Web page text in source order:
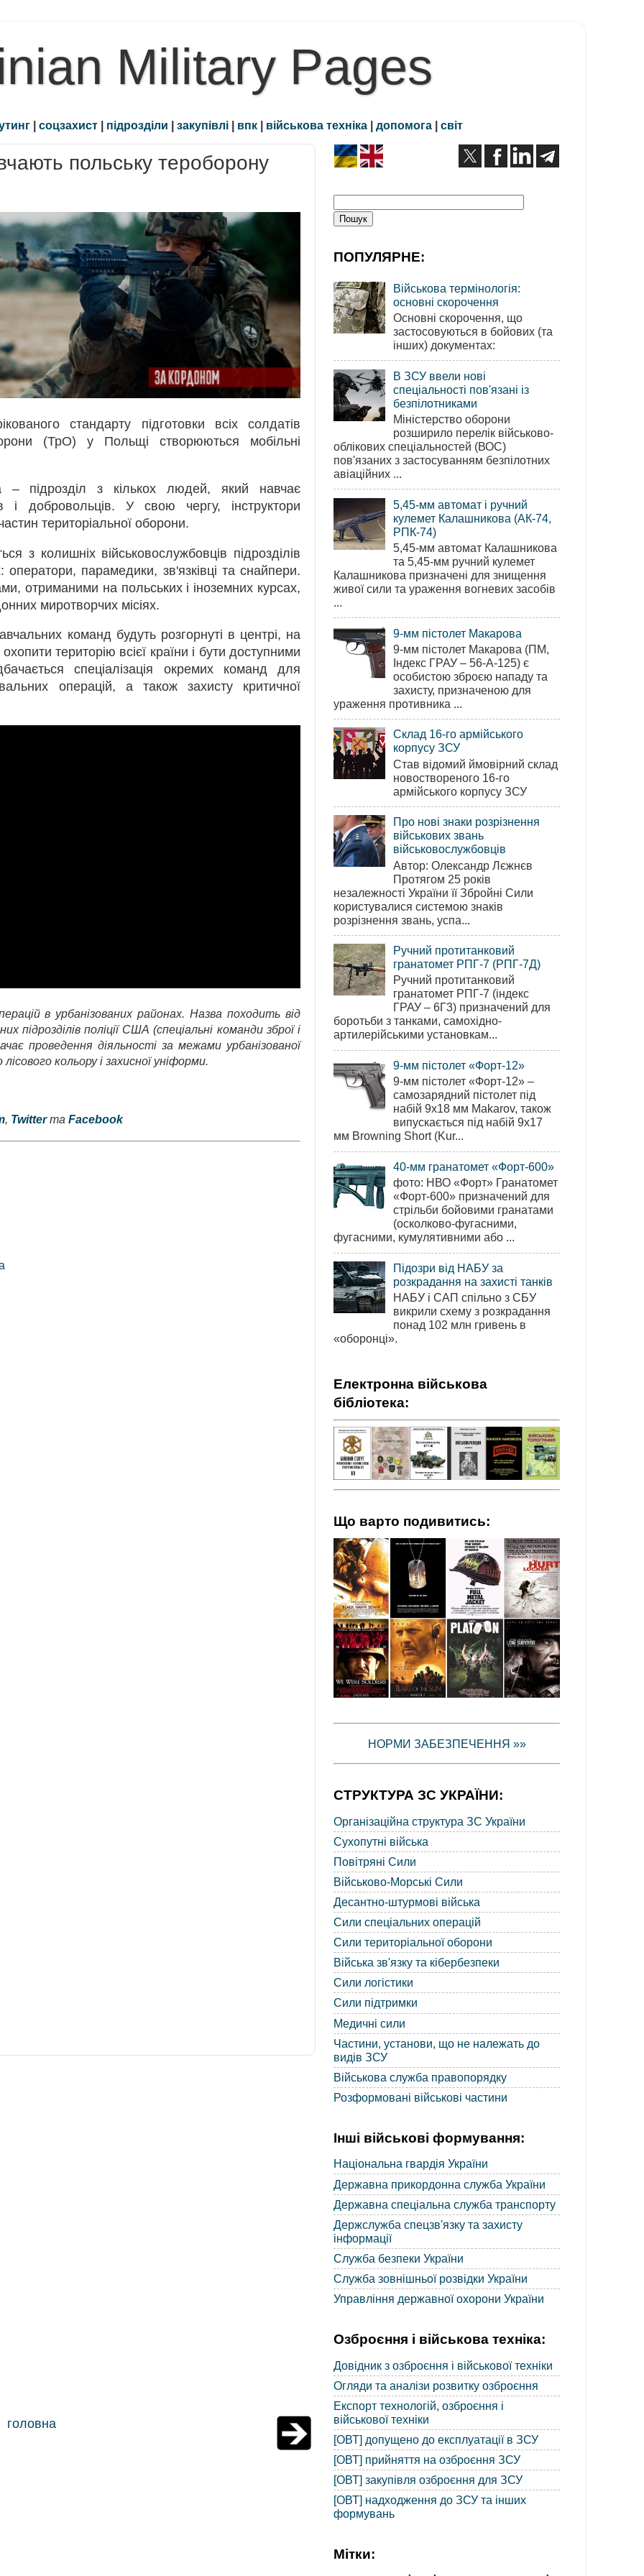
Military Pages
| соцзахист | підрозділи | закупівлі | впк | військова техніка | допомога | світ
польську тероборону
стандарту підготовки всіх солдатів
(ТрО) у Польщі створюються мобільні
– підрозділ з кількох людей, який навчає
і добровольців. У свою чергу, інструктори
територіальної оборони.
з колишніх військовослужбовців підрозділів
парамедики, зв'язківці та снайпери.
отриманими на польських і іноземних курсах,
миротворчих місіях.
команд будуть розгорнуті в центрі, на
територію всієї країни і бути доступними
спеціалізація окремих команд для
операцій, а також захисту критичної
в урбанізованих районах. Назва походить від
підрозділів поліції США (спеціальні команди зброї і
проведення діяльності за межами урбанізованої
кольору і захисної уніформи.
, Twitterта Facebook
головна
ПОПУЛЯРНЕ:
Військова термінологія:
основні скорочення
Основні скорочення, що
застосовуються в бойових (та
інших) документах:
В ЗСУ ввели нові
спеціальності пов'язані із
безпілотниками
Міністерство оборони
розширило перелік військово-
облікових спеціальностей (ВОС)
пов'язаних з застосуванням безпілотних
авіаційних ...
5,45-мм автомат і ручний
кулемет Калашникова (АК-74,
РПК-74)
5,45-мм автомат Калашникова
та 5,45-мм ручний кулемет
Калашникова призначені для знищення
живої сили та ураження вогневих засобів
...
9-мм пістолет Макарова
9-мм пістолет Макарова (ПМ,
Індекс ГРАУ – 56-А-125) є
особистою зброєю нападу та
захисту, призначеною для
ураження противника ...
Склад 16-го армійського
корпусу ЗСУ
Став відомий ймовірний склад
новоствореного 16-го
армійського корпусу ЗСУ
Про нові знаки розрізнення
військових звань
військовослужбовців
Автор: Олександр Лєжнєв
Протягом 25 років
незалежності України її Збройні Сили
користувалися системою знаків
розрізнення звань, успа...
Ручний протитанковий
гранатомет РПГ-7 (РПГ-7Д)
Ручний протитанковий
гранатомет РПГ-7 (індекс
ГРАУ – 6Г3) призначений для
боротьби з танками, самохідно-
артилерійськими установкам...
9-мм пістолет «Форт-12»
9-мм пістолет «Форт-12» –
самозарядний пістолет під
набій 9х18 мм Makarov, також
випускається під набій 9х17
мм Browning Short (Kur...
40-мм гранатомет «Форт-600»
фото: НВО «Форт» Гранатомет
«Форт-600» призначений для
стрільби бойовими гранатами
(осколково-фугасними,
фугасними, кумулятивними або ...
Підозри від НАБУ за
розкрадання на захисті танків
НАБУ і САП спільно з СБУ
викрили схему з розкрадання
понад 102 млн гривень в
«оборонці».
Електронна військова
бібліотека:
Що варто подивитись:
НОРМИ ЗАБЕЗПЕЧЕННЯ »»
СТРУКТУРА ЗС УКРАЇНИ:
Організаційна структура ЗС України
Сухопутні війська
Повітряні Сили
Військово-Морські Сили
Десантно-штурмові війська
Сили спеціальних операцій
Сили територіальної оборони
Війська зв'язку та кібербезпеки
Сили логістики
Сили підтримки
Медичні сили
Частини, установи, що не належать до
видів ЗСУ
Військова служба правопорядку
Розформовані військові частини
Інші військові формування:
Національна гвардія України
Державна прикордонна служба України
Державна спеціальна служба транспорту
Держслужба спецзв'язку та захисту
інформації
Служба безпеки України
Служба зовнішньої розвідки України
Управління державної охорони України
Озброєння і військова техніка:
Довідник з озброєння і військової техніки
Огляди та аналізи розвитку озброєння
Експорт технологій, озброєння і
військової техніки
[ОВТ] допущено до експлуатації в ЗСУ
[ОВТ] прийняття на озброєння ЗСУ
[ОВТ] закупівля озброєння для ЗСУ
[ОВТ] надходження до ЗСУ та інших
формувань
Мітки: